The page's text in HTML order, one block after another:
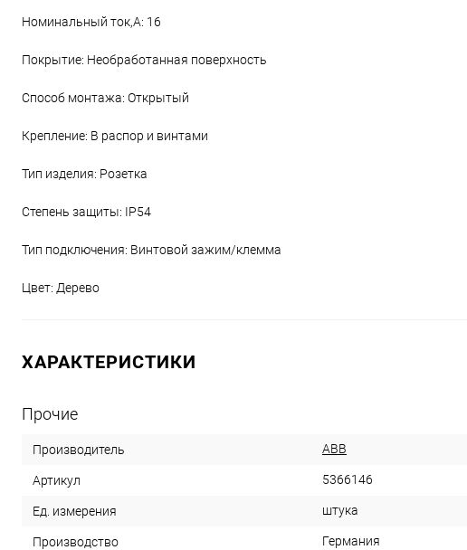
Номинальный ток,А: 16
Покрытие: Необработанная поверхность
Способ монтажа: Открытый
Крепление: В распор и винтами
Тип изделия: Розетка
Степень защиты: IP54
Тип подключения: Винтовой зажим/клемма
Цвет: Дерево
ХАРАКТЕРИСТИКИ
Прочие
Производитель ABB
Артикул 5366146
Ед. измерения штука
Производство Германия